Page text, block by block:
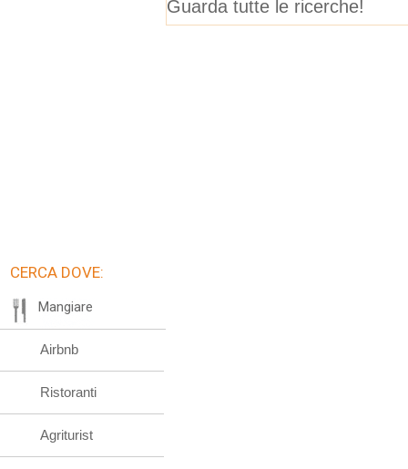
Guarda tutte le ricerche!
CERCA DOVE:
Mangiare
Airbnb
Ristoranti
Agriturist